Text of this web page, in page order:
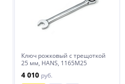
Ключ рожковый с трещоткой
25 мм, HANS, 1165M25
4 010 руб.